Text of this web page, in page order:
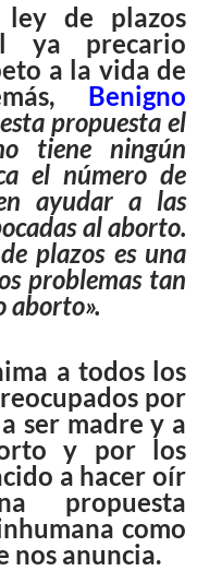
de plazos
ya precario
a la vida de
Benigno
propuesta el
tiene ningún
el número de
ayudar a las
al aborto.
plazos es una
problemas tan
aborto».
a todos los
por
ser madre y a
y por los
a hacer oír
propuesta
como
nos anuncia.